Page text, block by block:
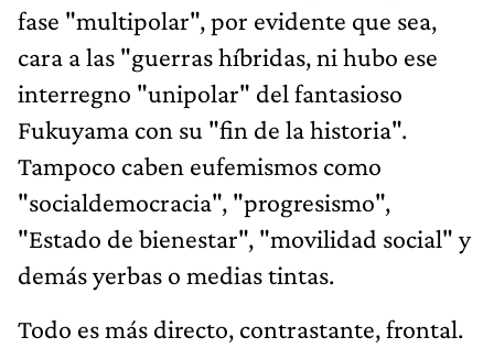
fase "multipolar", por evidente que sea,
cara a las "guerras híbridas, ni hubo ese
interregno "unipolar" del fantasioso
Fukuyama con su "fin de la historia".
Tampoco caben eufemismos como
"socialdemocracia", "progresismo",
"Estado de bienestar", "movilidad social" y
demás yerbas o medias tintas.
Todo es más directo, contrastante, frontal.